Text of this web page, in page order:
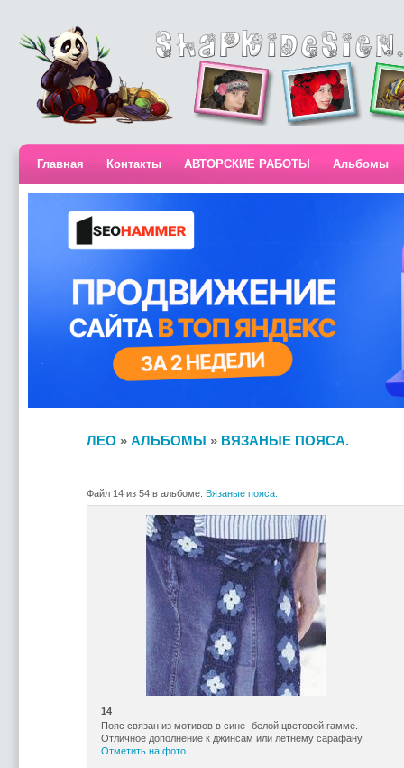
Главная Контакты АВТОРСКИЕ РАБОТЫ Альбомы
ЛЕО » АЛЬБОМЫ » ВЯЗАНЫЕ ПОЯСА.
Файл 14 из 54 в альбоме: Вязаные пояса.
14
Пояс связан из мотивов в сине -белой цветовой гамме.
Отличное дополнение к джинсам или летнему сарафану.
Отметить на фото